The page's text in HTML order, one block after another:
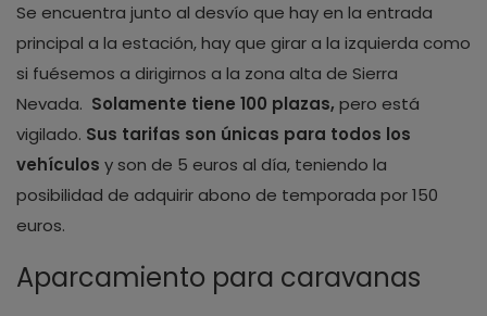
Se encuentra junto al desvío que hay en la entrada
principal a la estación, hay que girar a la izquierda como
si fuésemos a dirigirnos a la zona alta de Sierra
Nevada. Solamente tiene 100 plazas, pero está
vigilado. Sus tarifas son únicas para todos los
vehículos y son de 5 euros al día, teniendo la
posibilidad de adquirir abono de temporada por 150
euros.
Aparcamiento para caravanas